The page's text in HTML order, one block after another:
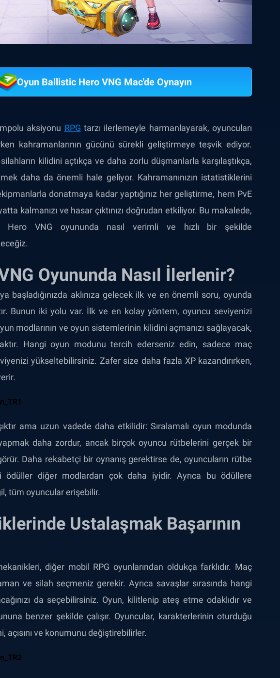
Oyun Ballistic Hero VNG Mac'de Oynayın
aksiyonu RPG tarzı ilerlemeyle harmanlayarak, oyuncuları
kahramanlarının gücünü sürekli geliştirmeye teşvik ediyor.
kilidini açtıkça ve daha zorlu düşmanlarla karşılaştıkça,
daha da önemli hale geliyor. Kahramanınızın istatistiklerini
donatmaya kadar yaptığınız her geliştirme, hem PvE
kalmanızı ve hasar çıktınızı doğrudan etkiliyor. Bu makalede,
Hero VNG oyununda nasıl verimli ve hızlı bir şekilde
Oyununda Nasıl İlerlenir?
başladığınızda aklınıza gelecek ilk ve en önemli soru, oyunda
Bunun iki yolu var. İlk ve en kolay yöntem, oyuncu seviyenizi
modlarının ve oyun sistemlerinin kilidini açmanızı sağlayacak,
Hangi oyun modunu tercih ederseniz edin, sadece maç
yükseltebilirsiniz. Zafer size daha fazla XP kazandırırken,
ama uzun vadede daha etkilidir: Sıralamalı oyun modunda
daha zordur, ancak birçok oyuncu rütbelerini gerçek bir
Daha rekabetçi bir oynanış gerektirse de, oyuncuların rütbe
ödüller diğer modlardan çok daha iyidir. Ayrıca bu ödüllere
tüm oyuncular erişebilir.
Ustalaşmak Başarının
diğer mobil RPG oyunlarından oldukça farklıdır. Maç
ve silah seçmeniz gerekir. Ayrıca savaşlar sırasında hangi
da seçebilirsiniz. Oyun, kilitlenip ateş etme odaklıdır ve
benzer şekilde çalışır. Oyuncular, karakterlerinin oturduğu
açısını ve konumunu değiştirebilirler.